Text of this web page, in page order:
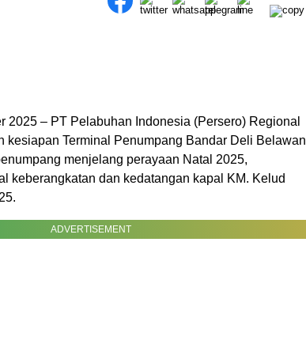
2025 – PT Pelabuhan Indonesia (Persero) Regional
kesiapan Terminal Penumpang Bandar Deli Belawan
menjelang perayaan Natal 2025,
keberangkatan dan kedatangan kapal KM. Kelud
ADVERTISEMENT